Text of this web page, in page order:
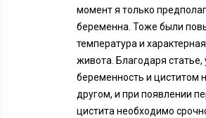
момент я только
беременна. Тоже были
температура и
живота. Благодаря статье,
беременность и циститом
другом, и при появлении
цистита необходимо